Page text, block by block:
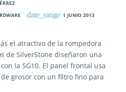
1 JUNIO 2013
el atractivo de la rompedora
de SilverStone diseñaron una
la SG10. El panel frontal usa
grosor con un filtro fino para